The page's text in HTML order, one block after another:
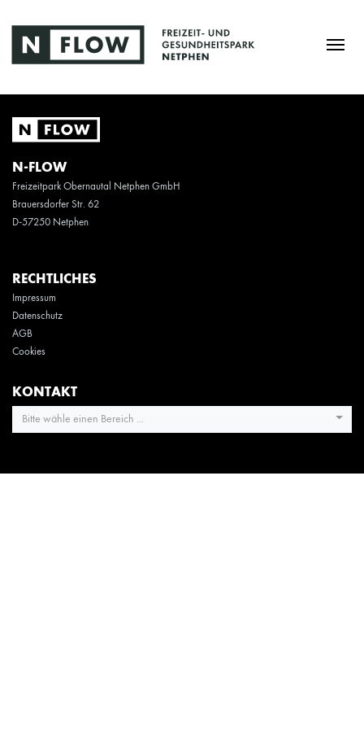
N-FLOW
Freizeitpark Obernautal Netphen GmbH
Brauersdorfer Str. 62
D-57250 Netphen
RECHTLICHES
Impressum
Datenschutz
AGB
Cookies
KONTAKT
Bitte wähle einen Bereich ...